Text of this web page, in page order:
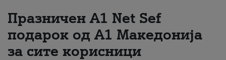
За нас
#ПодобарОнлајн
Празничен A1 Net Sеf
подарок од А1 Македонија
за сите корисници